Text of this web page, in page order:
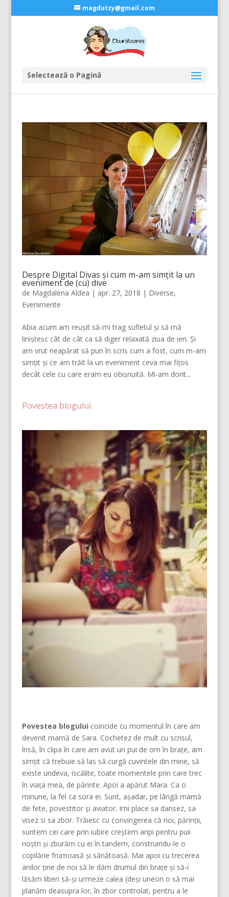
magdutzy@gmail.com
Selectează o Pagină
Despre Digital Divas și cum m-am simțit la un
eveniment de (cu) dive
de Magdalena Aldea | apr. 27, 2018 | Diverse,
Evenimente
Abia acum am reușit să-mi trag sufletul și să mă
liniștesc cât de cât ca să diger relaxată ziua de ieri. Și
am vrut neapărat să pun în scris cum a fost, cum m-am
simțit și ce am trăit la un eveniment ceva mai fițos
decât cele cu care eram eu obișnuită. Mi-am dorit...
Povestea blogului
Povestea blogului coincide cu momentul în care am
devenit mamă de Sara. Cochetez de mult cu scrisul,
însă, în clipa în care am avut un pui de om în brațe, am
simțit că trebuie să las să curgă cuvintele din mine, să
existe undeva, iscălite, toate momentele prin care trec
în viața mea, de părinte. Apoi a apărut Mara. Ca o
minune, la fel ca sora ei. Sunt, așadar, pe lângă mamă
de fete, povestitor și aviator. Imi place sa dansez, sa
visez si sa zbor. Trăiesc cu convingerea că noi, părinţii,
suntem cei care prin iubire creştem aripi pentru puii
noştri şi zburăm cu ei în tandem, construindu-le o
copilărie frumoasă şi sănătoasă. Mai apoi cu trecerea
anilor ține de noi să le dăm drumul din braţe și să-i
lăsăm liberi să-și urmeze calea (deşi uneori o să mai
planăm deasupra lor, în zbor controlat, pentru a le